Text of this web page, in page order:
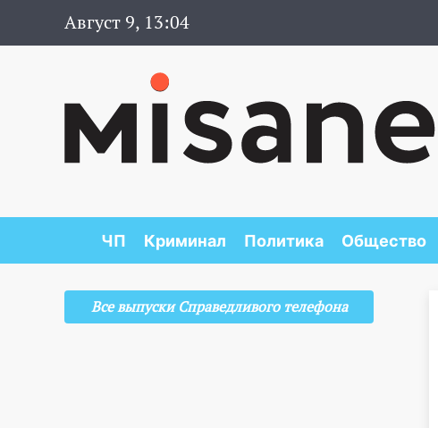
Август 9, 13:04
ЧП Криминал Политика Общество
Все выпуски Справедливого телефона